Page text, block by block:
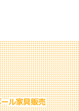
ル家具販売